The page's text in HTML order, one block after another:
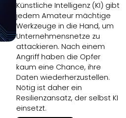
Künstliche Intelligenz (KI) gibt
jedem Amateur mächtige
Werkzeuge in die Hand, um
Unternehmensnetze zu
attackieren. Nach einem
Angriff haben die Opfer
kaum eine Chance, ihre
Daten wiederherzustellen.
Nötig ist daher ein
Resilienzansatz, der selbst KI
einsetzt.